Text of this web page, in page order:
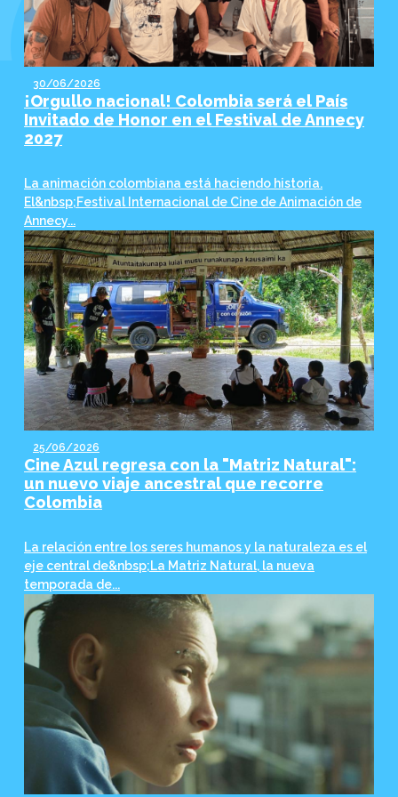
30/06/2026
¡Orgullo nacional! Colombia será el País
Invitado de Honor en el Festival de Annecy
2027
La animación colombiana está haciendo historia.
El&nbsp;Festival Internacional de Cine de Animación de
Annecy...
25/06/2026
Cine Azul regresa con la "Matriz Natural":
un nuevo viaje ancestral que recorre
Colombia
La relación entre los seres humanos y la naturaleza es el
eje central de&nbsp;La Matriz Natural, la nueva
temporada de...